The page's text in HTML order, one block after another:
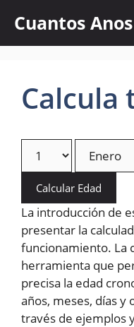
content
Cuantos
Calcula
Calcular Edad
La introducción de
presentar la
funcionamiento. La
herramienta que
precisa la edad
años, meses, días
través de ejemplos